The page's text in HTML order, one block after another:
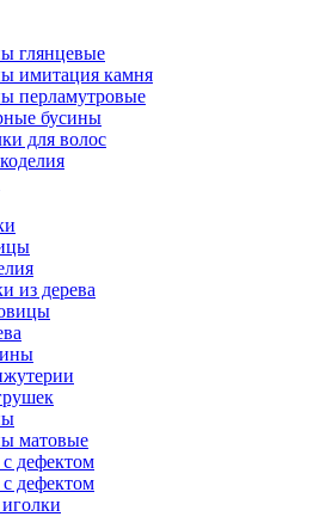
глянцевые
имитация камня
перламутровые
бусины
для волос
из дерева
матовые
дефектом
дефектом